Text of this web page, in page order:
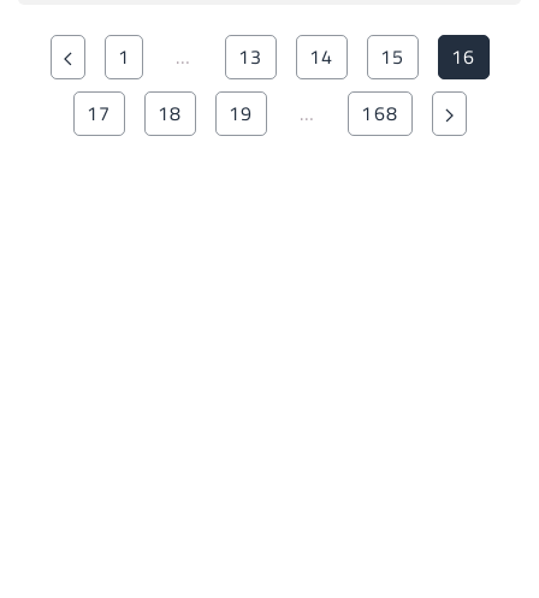
1 … 13 14 15
16
17
18 19 … 168